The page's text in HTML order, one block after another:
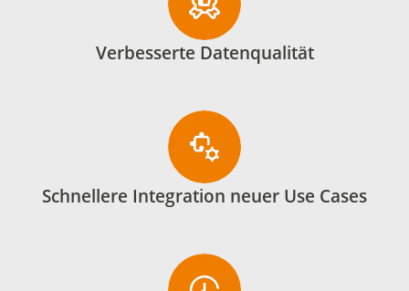
Verbesserte Datenqualität
Schnellere Integration neuer Use Cases